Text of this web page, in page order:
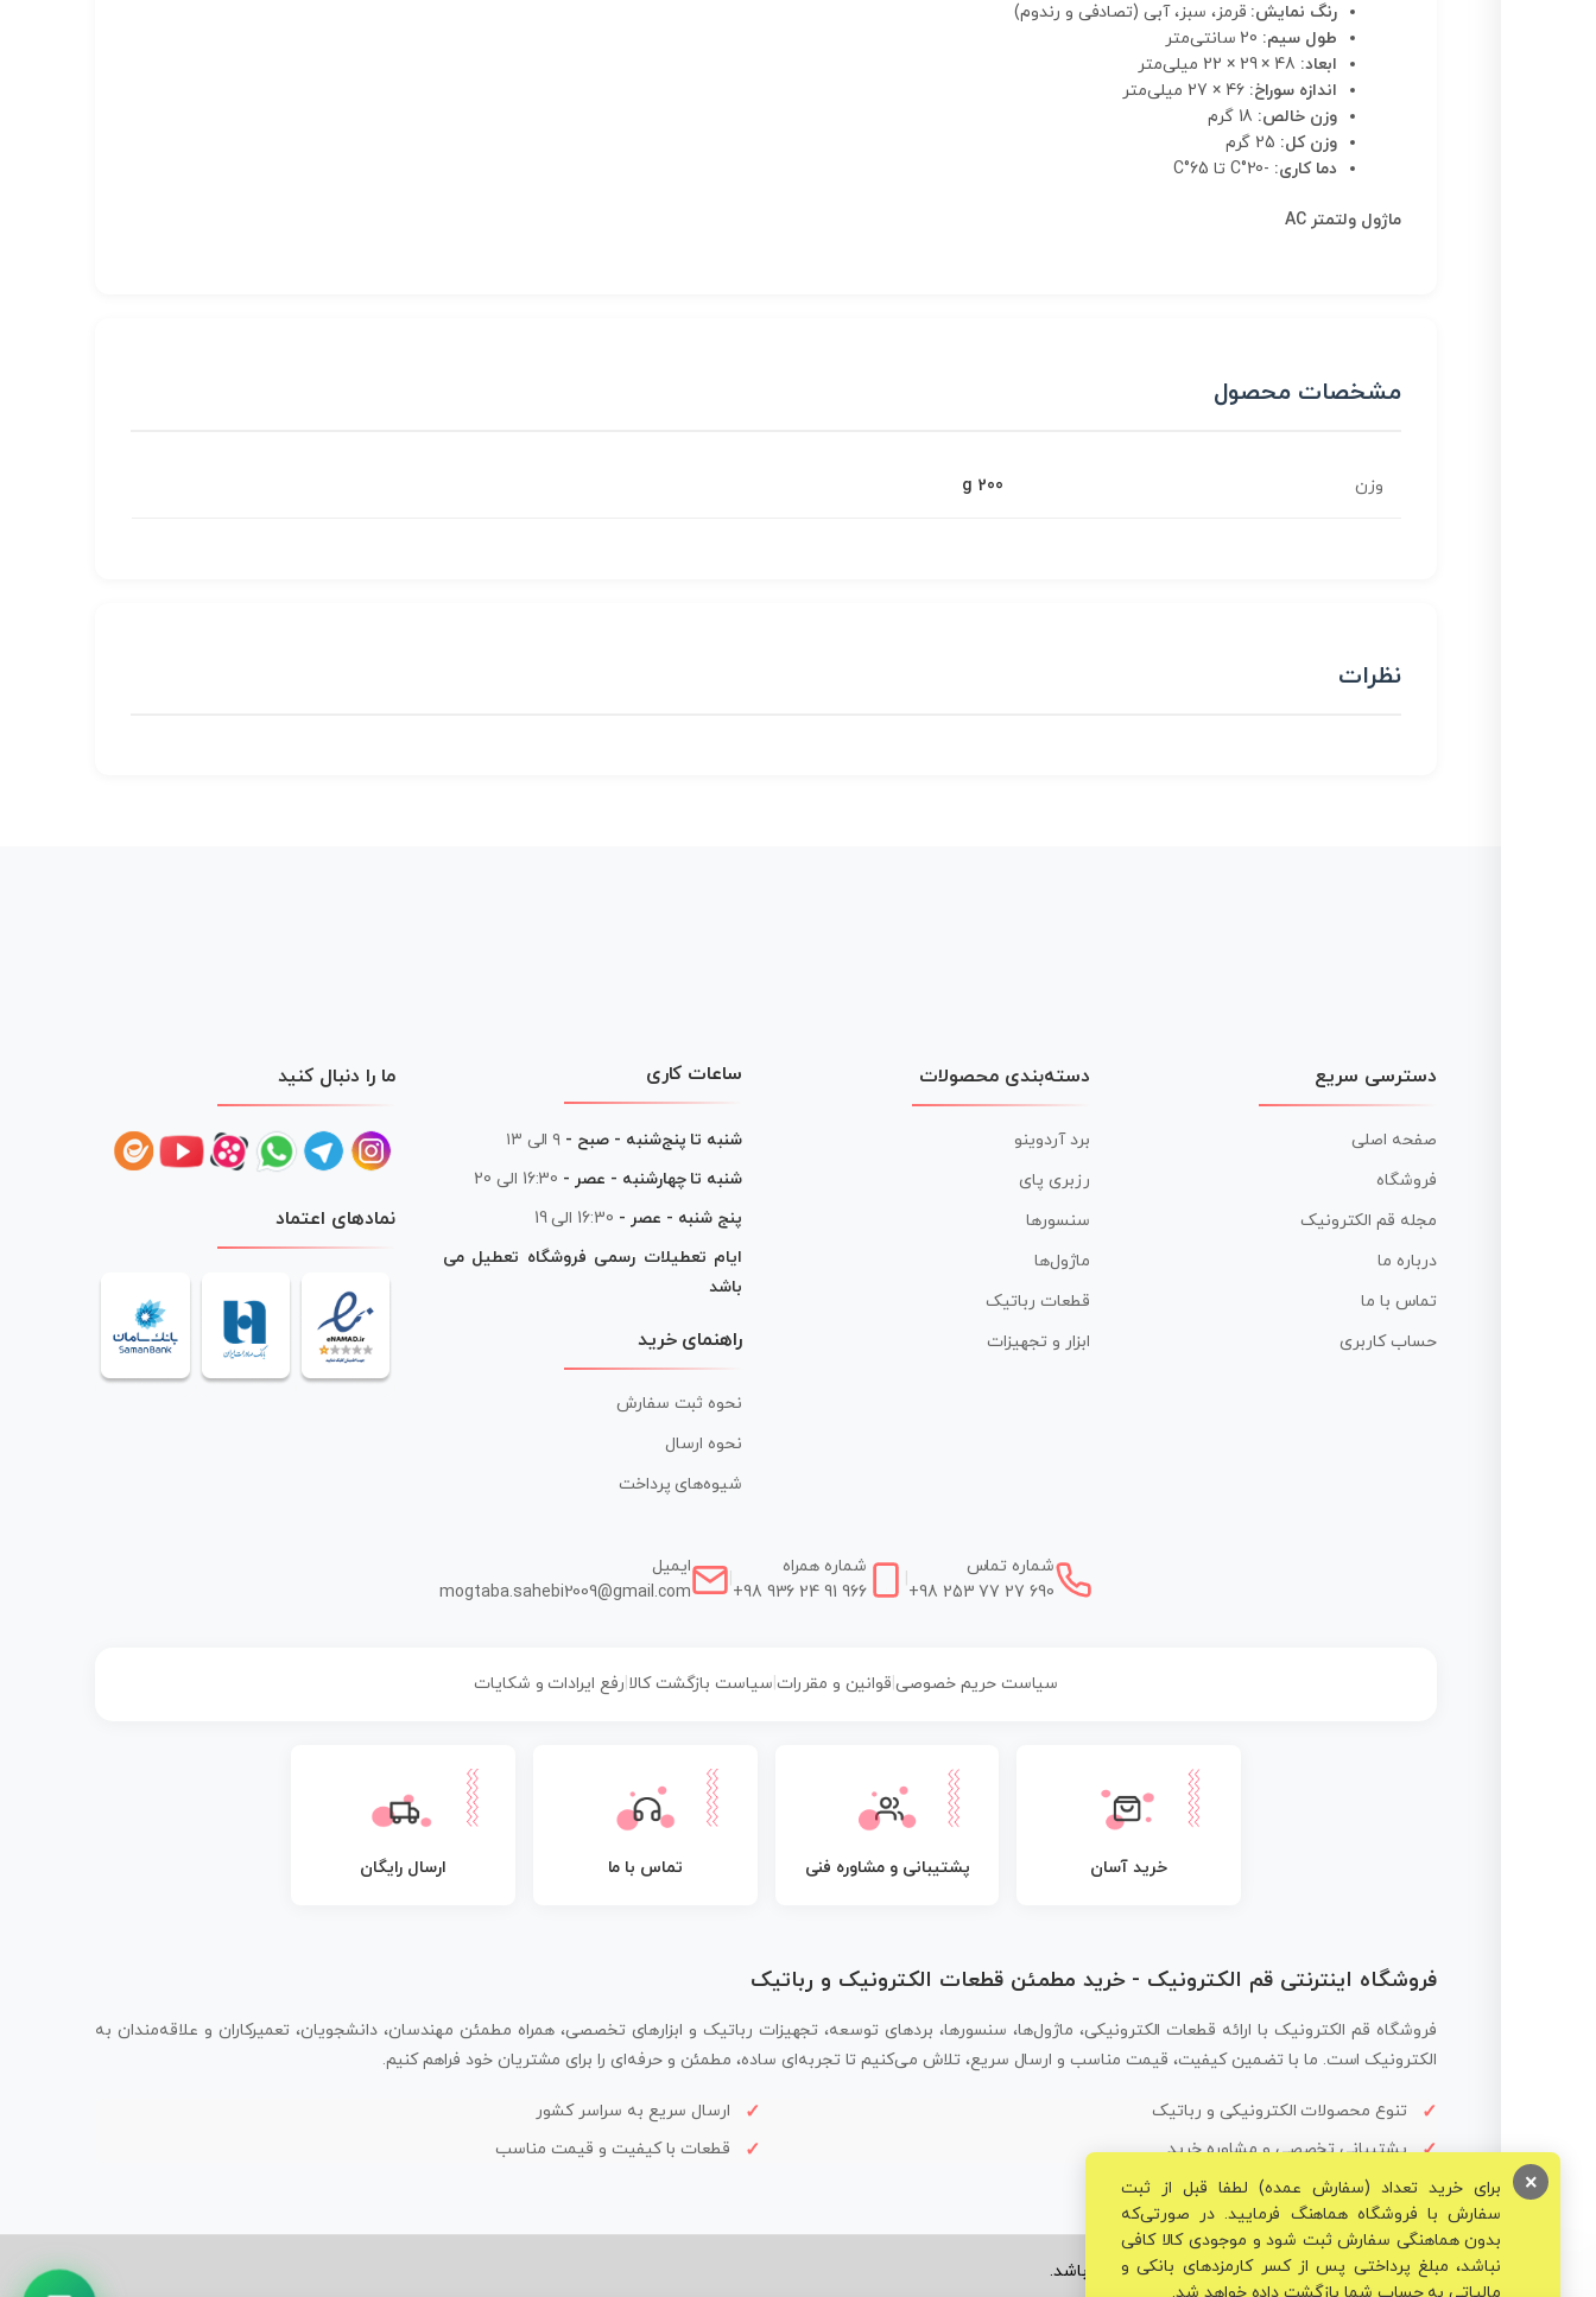
رنگ نمایش: قرمز، سبز، آبی (تصادفی و رندوم)
طول سیم:
ابعاد:
اندازه سوراخ: 46 × 27 میلی‌متر
وزن خالص:
وزن کل:
دما کاری: -20°C تا 65°C
ماژول ولتمتر AC
مشخصات محصول
وزن 200 g
نظرات
دسترسی سریع
صفحه اصلی
فروشگاه
مجله قم الکترونیک
درباره ما
تماس با ما
حساب کاربری
دسته‌بندی محصولات
برد آردوینو
رزبری پای
سنسورها
ماژول‌ها
قطعات رباتیک
ابزار و تجهیزات
ساعات کاری
شنبه تا پنج‌شنبه - صبح - ۹ الی ۱۳
شنبه تا چهارشنبه - عصر - 16:30 الی 20
پنج شنبه - عصر - 16:30 الی 19
ایام تعطیلات رسمی فروشگاه تعطیل می
باشد
راهنمای خرید
نحوه ثبت سفارش
نحوه ارسال
شیوه‌های پرداخت
ما را دنبال کنید
نمادهای اعتماد
شماره تماس
+98 253 77 27 690
شماره همراه
+98 936 24 91 966
ایمیل
mogtaba.sahebi2009@gmail.com
سیاست حریم خصوصی| قوانین و مقررات سیاست بازگشت کالا رفع ایرادات و شکایات
خرید آسان پشتیبانی و مشاوره فنی تماس با ما ارسال رایگان
فروشگاه اینترنتی قم الکترونیک - خرید مطمئن قطعات الکترونیک و رباتیک
فروشگاه قم الکترونیک با ارائه قطعات الکترونیکی، ماژول‌ها، سنسورها، بردهای توسعه، تجهیزات رباتیک و ابزارهای تخصصی، همراه مطمئن مهندسان، دانشجویان، تعمیرکاران و علاقه‌مندان به
الکترونیک است. ما با تضمین کیفیت، قیمت مناسب و ارسال سریع، تلاش می‌کنیم تا تجربه‌ای ساده، مطمئن و حرفه‌ای را برای مشتریان خود فراهم کنیم.
تنوع محصولات الکترونیکی و رباتیک
ارسال سریع به سراسر کشور
پشتیبانی تخصصی و مشاوره خرید
قطعات با کیفیت و قیمت مناسب
© تمامی حقوق برای فروشگاه تخصصی قم الکترونیک محفوظ می‌باشد.
برای خرید تعداد (سفارش عمده) لطفا قبل از ثبت
سفارش با فروشگاه هماهنگ فرمایید. در صورتی‌که
بدون هماهنگی سفارش ثبت شود و موجودی کالا کافی
نباشد، مبلغ پرداختی پس از کسر کارمزدهای بانکی و
×